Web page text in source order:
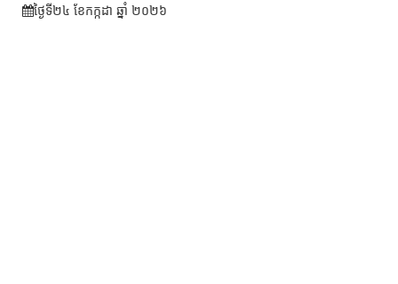
ថ្ងៃទី២៤ ខែ​កក្កដា ឆ្នាំ ២០២៦